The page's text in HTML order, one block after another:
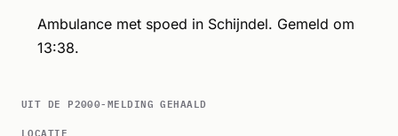
Ambulance met spoed in Schijndel. Gemeld om
13:38.
UIT DE P2000-MELDING GEHAALD
LOCATIE